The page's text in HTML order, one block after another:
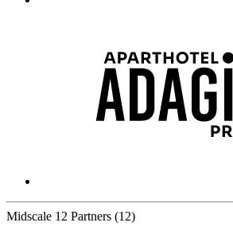
Midscale 12 Partners (12)